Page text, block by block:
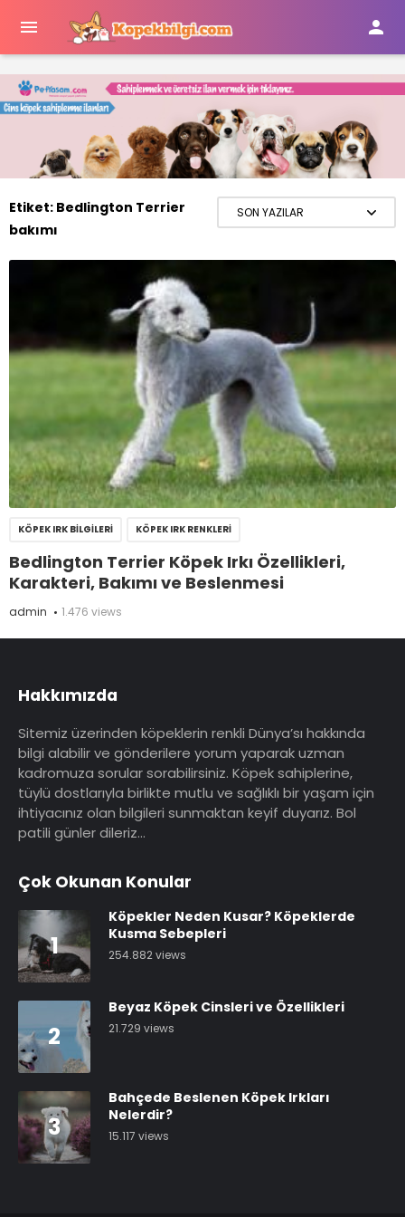
 
Etiket: Bedlington Terrier
bakımı
KÖPEK IRK BILGILERI KÖPEK IRK RENKLERI
Bedlington Terrier Köpek Irkı Özellikleri,
Karakteri, Bakımı ve Beslenmesi
admin 1.476 views
Hakkımızda
Sitemiz üzerinden köpeklerin renkli Dünya’sı hakkında
bilgi alabilir ve gönderilere yorum yaparak uzman
kadromuza sorular sorabilirsiniz. Köpek sahiplerine,
tüylü dostlarıyla birlikte mutlu ve sağlıklı bir yaşam için
ihtiyacınız olan bilgileri sunmaktan keyif duyarız. Bol
patili günler dileriz…
Çok Okunan Konular
1
Köpekler Neden Kusar? Köpeklerde
Kusma Sebepleri
254.882 views
2
Beyaz Köpek Cinsleri ve Özellikleri
21.729 views
3
Bahçede Beslenen Köpek Irkları
Nelerdir?
15.117 views